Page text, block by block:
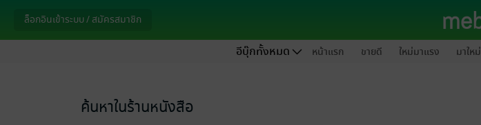
ล็อกอินเข้าระบบ / สมัครสมาชิก
อีบุ๊กทั้งหมด หน้าแรก ขายดี ใหม่มาแรง มาใหม่
ค้นหาในร้านหนังสือ